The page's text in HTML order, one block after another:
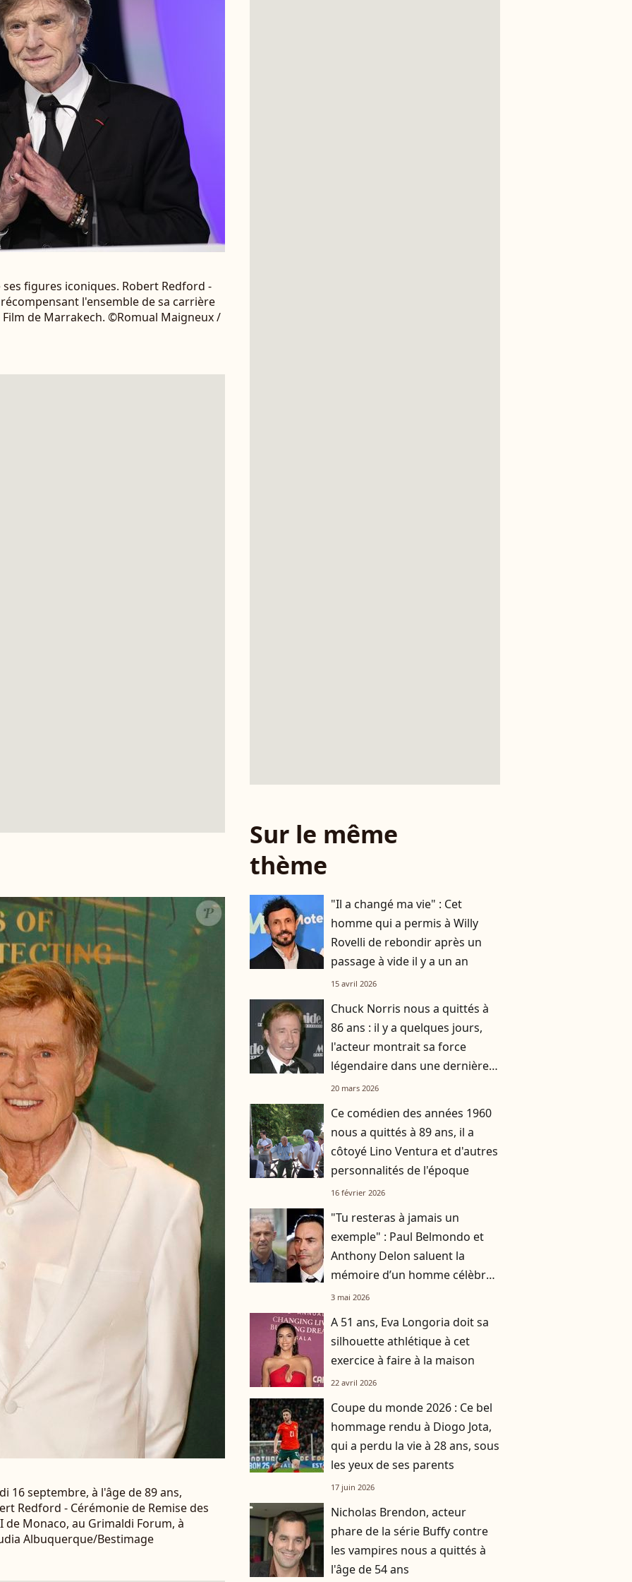
figures iconiques. Robert Redford -
l'ensemble de sa carrière
de Marrakech. ©Romual Maigneux /
16 septembre, à l'âge de 89 ans,
Redford - Cérémonie de Remise des
Monaco, au Grimaldi Forum, à
Albuquerque/Bestimage
Sur le même
thème
"Il a changé ma vie" : Cet
homme qui a permis à Willy
Rovelli de rebondir après un
passage à vide il y a un an
15 avril 2026
Chuck Norris nous a quittés à
86 ans : il y a quelques jours,
l'acteur montrait sa force
légendaire dans une dernière
vidéo
20 mars 2026
Ce comédien des années 1960
nous a quittés à 89 ans, il a
côtoyé Lino Ventura et d'autres
personnalités de l'époque
16 février 2026
"Tu resteras à jamais un
exemple" : Paul Belmondo et
Anthony Delon saluent la
mémoire d’un homme célèbre,
qui a rendu son dernier souffle
3 mai 2026
A 51 ans, Eva Longoria doit sa
silhouette athlétique à cet
exercice à faire à la maison
22 avril 2026
Coupe du monde 2026 : Ce bel
hommage rendu à Diogo Jota,
qui a perdu la vie à 28 ans, sous
les yeux de ses parents
17 juin 2026
Nicholas Brendon, acteur
phare de la série Buffy contre
les vampires nous a quittés à
l'âge de 54 ans